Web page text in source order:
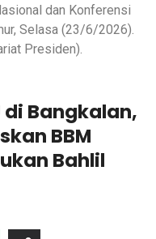
dan Konferensi
Selasa (23/6/2026).
Presiden).
di Bangkalan,
BBM
Bahlil